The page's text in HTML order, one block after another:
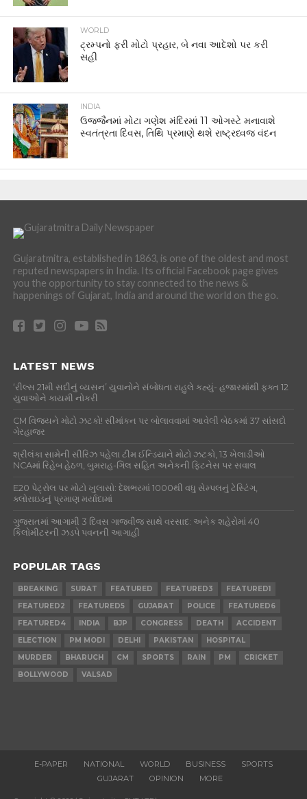
WORLD
ટ્રમ્પનો ફરી મોટો પ્રહાર, બે નવા આદેશો પર કરી
સહી
INDIA
ઉજ્જૈનમાં મોટા ગણેશ મંદિરમાં 11 ઓગસ્ટે મનાવાશે
સ્વતંત્રતા દિવસ, તિથિ પ્રમાણે થશે રાષ્ટ્રધ્વજ વંદન
Gujaratmitra, established in 1863, is one of the oldest and most
reputed newspapers in India. Its official Facebook page gives
you the opportunity to stay connected to the news &
happenings of Gujarat, India and around the world on the go.
LATEST NEWS
‘રીલ્સ 21મી સદીનું વ્યસન’ યુવાનોને સંબોધતા રાહુલે કહ્યું- હજારમાંથી ફક્ત 12
યુવાઓને કાયમી નોકરી
CM વિજયને મોટો ઝટકો! સીમાંકન પર બોલાવવામાં આવેલી બેઠકમાં 37 સાંસદો
ગેરહાજર
શ્રીલંકા સામેની સીરિઝ પહેલા ટીમ ઈન્ડિયાને મોટો ઝટકો, 13 ખેલાડીઓ
NCAમાં રિહેબ હેઠળ, બુમરાહ-ગિલ સહિત અનેકની ફિટનેસ પર સવાલ
E20 પેટ્રોલ પર મોટો ખુલાસો: દેશભરમાં 1000થી વધુ સેમ્પલનું ટેસ્ટિંગ,
ક્લોરાઇડનું પ્રમાણ મર્યાદામાં
ગુજરાતમાં આગામી 3 દિવસ ગાજવીજ સાથે વરસાદ: અનેક શહેરોમાં 40
કિલોમીટરની ઝડપે પવનની આગાહી
POPULAR TAGS
BREAKING SURAT FEATURED FEATURED3
FEATURED1
FEATURED2
FEATURED5 GUJARAT POLICE
FEATURED6
FEATURED4
INDIA BJP CONGRESS DEATH
ACCIDENT
ELECTION
PM MODI DELHI PAKISTAN
HOSPITAL
MURDER
BHARUCH CM SPORTS RAIN PM
CRICKET
BOLLYWOOD
VALSAD
E-PAPER NATIONAL WORLD BUSINESS
SPORTS
GUJARAT
OPINION MORE